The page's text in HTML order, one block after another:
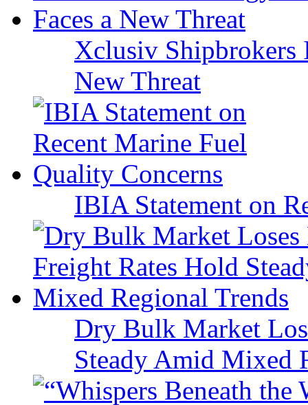
Xclusiv Shipbrokers
New Threat
IBIA Statement on
Dry Bulk Market
Steady Amid Mixed